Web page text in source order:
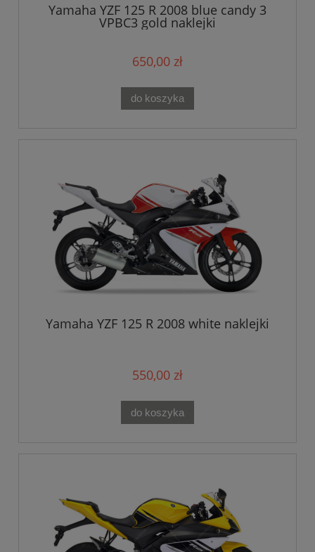
Yamaha YZF 125 R 2008 blue candy 3
VPBC3 gold naklejki
650,00 zł
do koszyka
Yamaha YZF 125 R 2008 white naklejki
550,00 zł
do koszyka